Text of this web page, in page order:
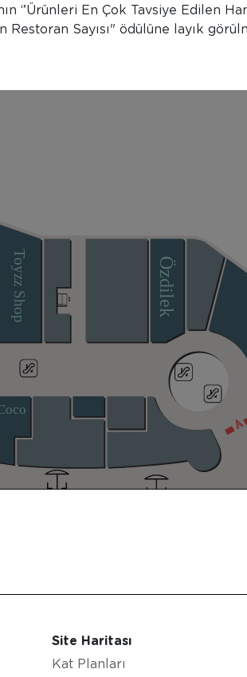
‘’Ürünleri En Çok Tavsiye Edilen
Restoran Sayısı" ödülüne layık
Toyzz Shop Özdilek
Site Haritası
Kat Planları